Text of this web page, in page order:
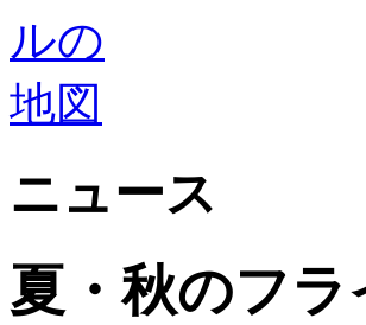
ニュース
夏・秋のフ